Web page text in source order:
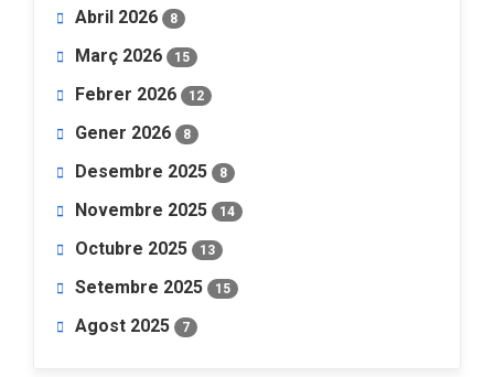
Abril 2026 8
Març 2026 15
Febrer 2026 12
Gener 2026 8
Desembre 2025 8
Novembre 2025 14
Octubre 2025 13
Setembre 2025 15
Agost 2025 7